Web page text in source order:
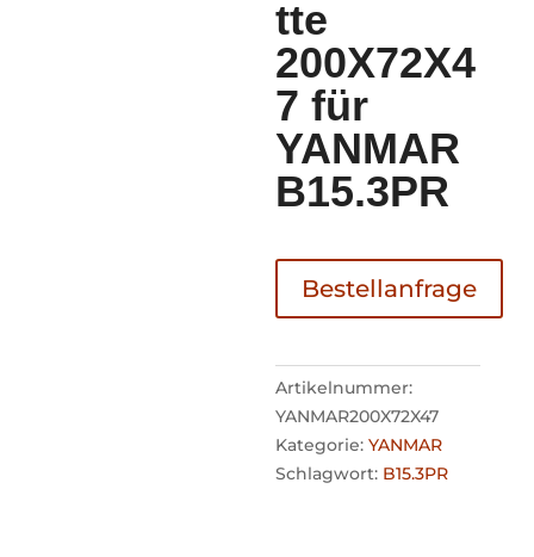
tte
200X72X4
7 für
YANMAR
B15.3PR
Bestellanfrage
Artikelnummer:
YANMAR200X72X47
Kategorie:YANMAR
Schlagwort: B15.3PR